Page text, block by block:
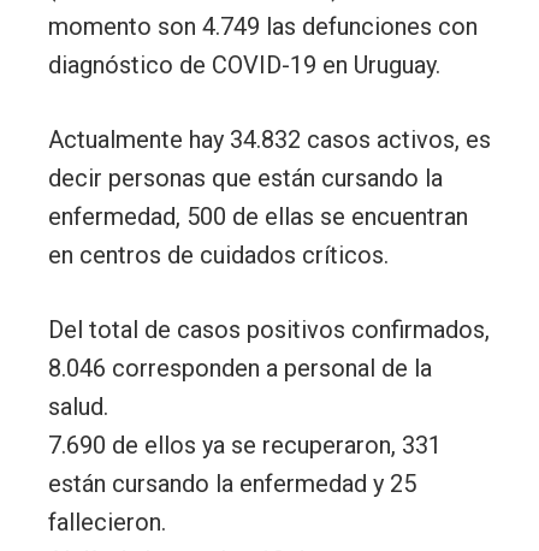
momento son 4.749 las defunciones con
diagnóstico de COVID-19 en Uruguay.
Actualmente hay 34.832 casos activos, es
decir personas que están cursando la
enfermedad, 500 de ellas se encuentran
en centros de cuidados críticos.
Del total de casos positivos confirmados,
8.046 corresponden a personal de la
salud.
7.690 de ellos ya se recuperaron, 331
están cursando la enfermedad y 25
fallecieron.